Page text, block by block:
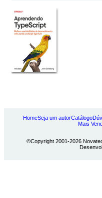
HomeSeja um autorCatálogo
Mais
©Copyright 2001-2026